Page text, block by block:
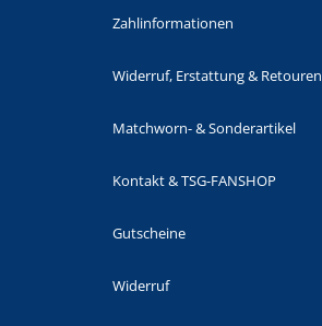
Zahlinformationen
Widerruf, Erstattung & Retouren
Matchworn- & Sonderartikel
Kontakt & TSG-FANSHOP
Gutscheine
Widerruf